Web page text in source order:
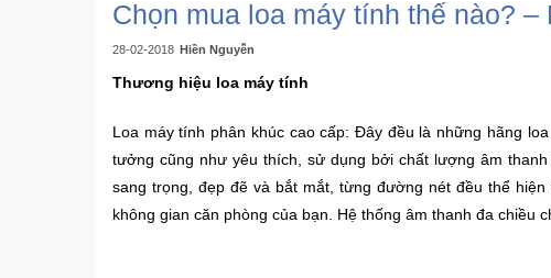
Chọn mua loa máy tính thế nào? –
28-02-2018 Hiền Nguyễn
Thương hiệu loa máy tính
Loa máy tính phân khúc cao cấp: Đây đều là những hãng
tưởng cũng như yêu thích, sử dụng bởi chất lượng âm
sang trọng, đẹp đẽ và bắt mắt, từng đường nét đều thể
không gian căn phòng của bạn. Hệ thống âm thanh đa chiều